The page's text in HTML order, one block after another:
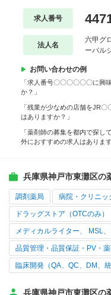
求人番号
法人名
六甲グ
ーバル
お問い合わせの例
「求人番号〇〇〇〇〇〇に興
か？」
「残業が少なめの店舗をJR
はありますか？」
「薬剤師の募集を都内で探し
外におすすめの求人はありま
兵庫県神戸市東灘区の
調剤薬局 病院・クリニッ
ドラッグストア（OTCのみ）
メディカルライター、 MSL
品質管理・品質保証・PV・
臨床開発（QA、QC、DM、統
兵庫県神戸市東灘区の